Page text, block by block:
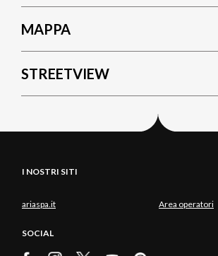
MAPPA
STREETVIEW
I NOSTRI SITI
ariaspa.it Area operatori
SOCIAL